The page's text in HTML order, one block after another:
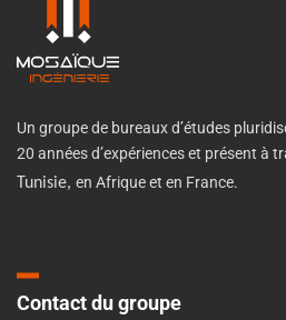
Un groupe de bureaux d’études
20 années d’expériences et présent à
Tunisie, en Afrique et en France.
Contact du groupe